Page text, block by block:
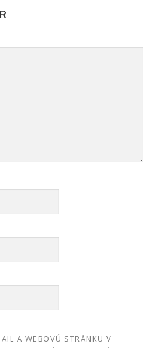
A WEBOVÚ STRÁNKU V